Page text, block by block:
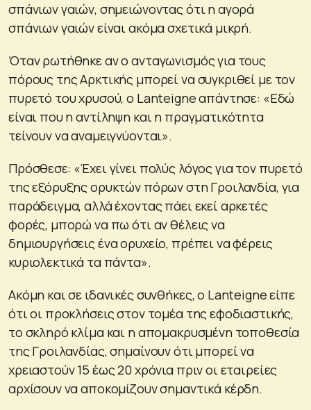
σπάνιων γαιών, σημειώνοντας ότι η αγορά
σπάνιων γαιών είναι ακόμα σχετικά μικρή.
Όταν ρωτήθηκε αν ο ανταγωνισμός για τους
πόρους της Αρκτικής μπορεί να συγκριθεί με τον
πυρετό του χρυσού, ο Lanteigne απάντησε: «Εδώ
είναι που η αντίληψη και η πραγματικότητα
τείνουν να αναμειγνύονται».
Πρόσθεσε: «Έχει γίνει πολύς λόγος για τον πυρετό
της εξόρυξης ορυκτών πόρων στη Γροιλανδία, για
παράδειγμα, αλλά έχοντας πάει εκεί αρκετές
φορές, μπορώ να πω ότι αν θέλεις να
δημιουργήσεις ένα ορυχείο, πρέπει να φέρεις
κυριολεκτικά τα πάντα».
Ακόμη και σε ιδανικές συνθήκες, ο Lanteigne είπε
ότι οι προκλήσεις στον τομέα της εφοδιαστικής,
το σκληρό κλίμα και η απομακρυσμένη τοποθεσία
της Γροιλανδίας, σημαίνουν ότι μπορεί να
χρειαστούν 15 έως 20 χρόνια πριν οι εταιρείες
αρχίσουν να αποκομίζουν σημαντικά κέρδη.